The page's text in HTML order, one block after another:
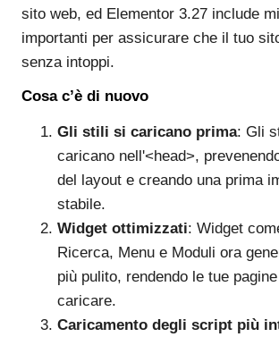
sito web, ed Elementor 3.27 include
importanti per assicurare che il tuo
senza intoppi.
Cosa c’è di nuovo
Gli stili si caricano prima: Gli
caricano nell'<head>,
del layout e creando una prima
stabile.
Widget ottimizzati: Widget
Ricerca, Menu e Moduli ora
più pulito, rendendo le tue
caricare.
Caricamento degli script più